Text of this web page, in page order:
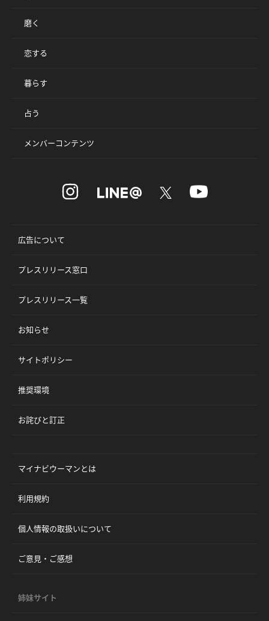
磨く
恋する
暮らす
占う
メンバーコンテンツ
広告について
プレスリリース窓口
プレスリリース一覧
お知らせ
サイトポリシー
推奨環境
お詫びと訂正
マイナビウーマンとは
利用規約
個人情報の取扱いについて
ご意見・ご感想
姉妹サイト